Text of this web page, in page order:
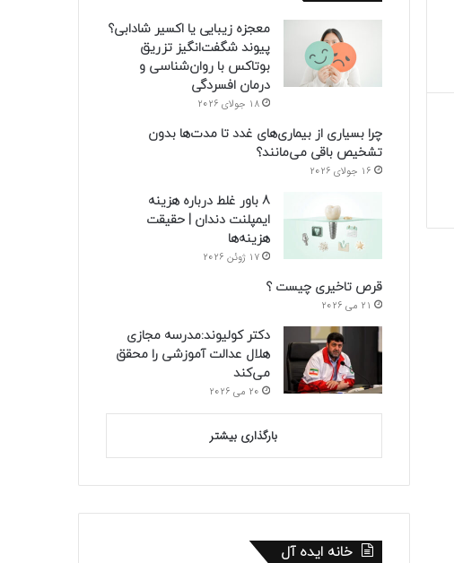
معجزه زیبایی یا اکسیر شادابی؟
پیوند شگفت‌انگیز تزریق
بوتاکس با روان‌شناسی و
درمان افسردگی
18 جولای 2026
چرا بسیاری از بیماری‌های غدد تا مدت‌ها بدون
تشخیص باقی می‌مانند؟
16 جولای 2026
8 باور غلط درباره هزینه
ایمپلنت دندان | حقیقت
هزینه‌ها
17 ژوئن 2026
قرص تاخیری چیست ؟
21 می 2026
دکتر کولیوند:مدرسه مجازی
هلال عدالت آموزشی را محقق
می‌کند
20 می 2026
بارگذاری بیشتر
خانه ایده آل